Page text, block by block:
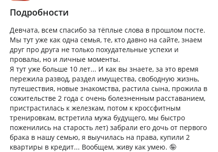
Подробности
Девчата, всем спасибо за тёплые слова в прошлом посте.
Мы тут уже как одна семья, те, кто давно на сайте, знаем
друг про друга не только похудательные успехи и
провалы, но и личные моменты.
Я тут уже больше 10 лет... И как вы знаете, за это время
пережила развод, раздел имущества, свободную жизнь,
путешествия, новые знакомства, растила сына, прожила в
сожительстве 2 года с очень болезненным расставанием,
пристрастилась к железкам, потом к кроссфитным
тренировкам, встретила мужа будущего, мы быстро
поженились на старость лет) забрали его дочь от первого
брака в нашу семью, я выучилась на права, купили 2
квартиры в кредит... Вообщем, живу как умею. 🤪